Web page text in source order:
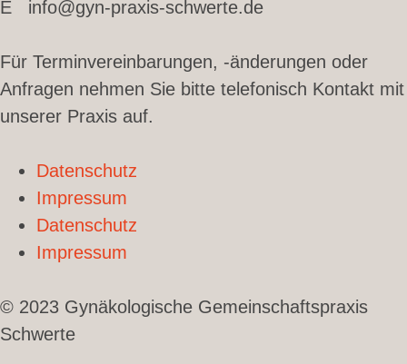
E info@gyn-praxis-schwerte.de
Für Terminvereinbarungen, -änderungen oder
Anfragen nehmen Sie bitte telefonisch Kontakt mit
unserer Praxis auf.
Datenschutz
Impressum
Datenschutz
Impressum
© 2023 Gynäkologische Gemeinschaftspraxis
Schwerte